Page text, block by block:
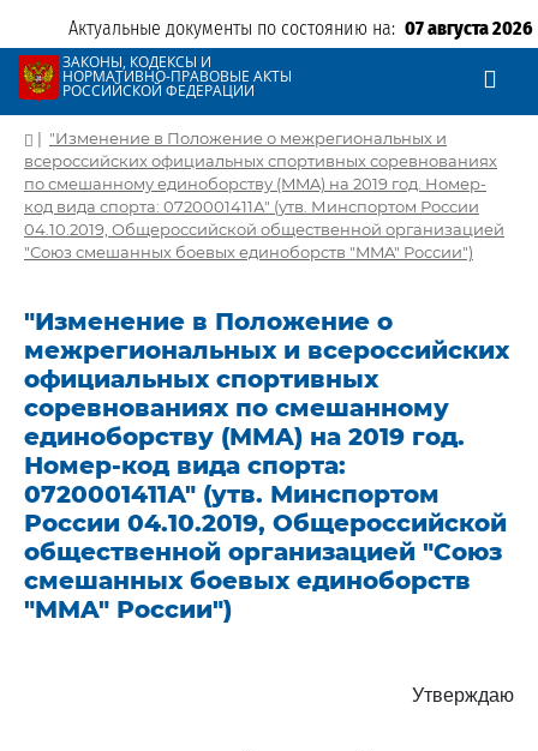
Актуальные документы по состоянию на: 07 августа 2026
ЗАКОНЫ, КОДЕКСЫ И
НОРМАТИВНО-ПРАВОВЫЕ АКТЫ
РОССИЙСКОЙ ФЕДЕРАЦИИ
| "Изменение в Положение о межрегиональных и
всероссийских официальных спортивных соревнованиях
по смешанному единоборству (MMA) на 2019 год. Номер-
код вида спорта: 0720001411А" (утв. Минспортом России
04.10.2019, Общероссийской общественной организацией
"Союз смешанных боевых единоборств "MMA" России")
"Изменение в Положение о
межрегиональных и всероссийских
официальных спортивных
соревнованиях по смешанному
единоборству (MMA) на 2019 год.
Номер-код вида спорта:
0720001411А" (утв. Минспортом
России 04.10.2019, Общероссийской
общественной организацией "Союз
смешанных боевых единоборств
"MMA" России")
Утверждаю